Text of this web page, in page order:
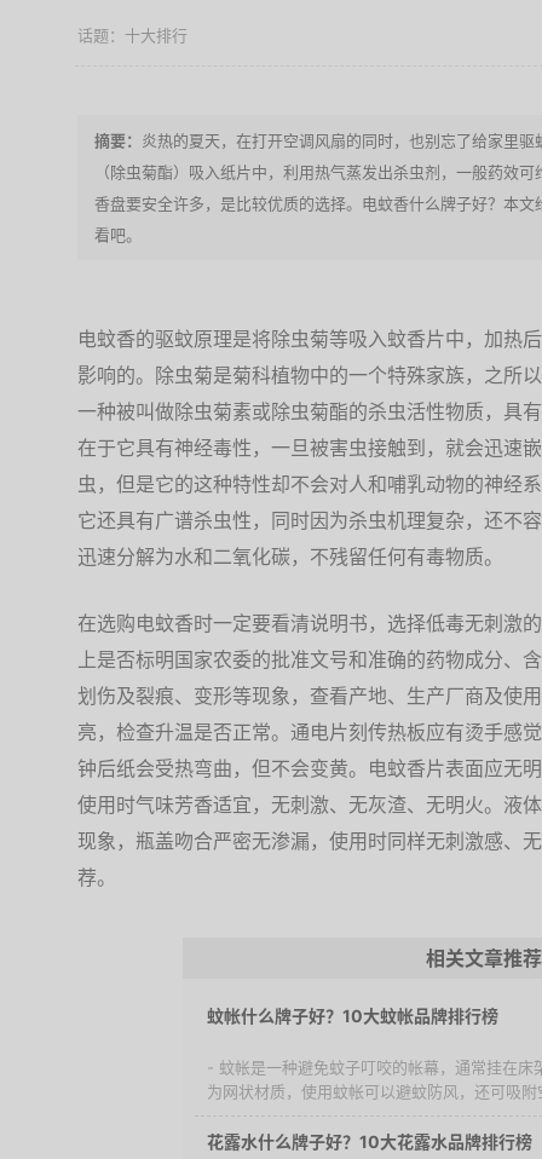
十大排行
炎热的夏天，在打开空调风扇的同时，也别忘了给家里
（除虫菊酯）吸入纸片中，利用热气蒸发出杀虫剂，一般药效
香盘要安全许多，是比较优质的选择。电蚊香什么牌子好？本
看吧。
电蚊香的驱蚊原理是将除虫菊等吸入蚊香片中，加热
影响的。除虫菊是菊科植物中的一个特殊家族，之所
一种被叫做除虫菊素或除虫菊酯的杀虫活性物质，具
在于它具有神经毒性，一旦被害虫接触到，就会迅速
虫，但是它的这种特性却不会对人和哺乳动物的神经
它还具有广谱杀虫性，同时因为杀虫机理复杂，还不
迅速分解为水和二氧化碳，不残留任何有毒物质。
在选购电蚊香时一定要看清说明书，选择低毒无刺激
上是否标明国家农委的批准文号和准确的药物成分、
划伤及裂痕、变形等现象，查看产地、生产厂商及使
亮，检查升温是否正常。通电片刻传热板应有烫手感
钟后纸会受热弯曲，但不会变黄。电蚊香片表面应无
使用时气味芳香适宜，无刺激、无灰渣、无明火。液
现象，瓶盖吻合严密无渗漏，使用时同样无刺激感、
荐。
相关文章推荐
蚊帐什么牌子好？10大蚊帐品牌排行榜
- 蚊帐是一种避免蚊子叮咬的帐幕，通常挂在床
为网状材质，使用蚊帐可以避蚊防风，还可吸
花露水什么牌子好？10大花露水品牌排行榜